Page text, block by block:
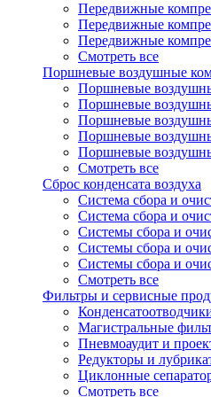
Передвижные
Передвижные
Передвижные
Смотреть все
Поршневые воздушные
Поршневые
Поршневые
Поршневые
Поршневые
Поршневые
Смотреть все
Сброс конденсата воздуха
Система сбора и
Система сбора и
Системы сбора и
Системы сбора и
Системы сбора и
Смотреть все
Фильтры и сервисные
Магистральные
Пневмоаудит и
Редукторы и
Циклонные
Смотреть все